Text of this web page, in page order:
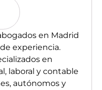
en Madrid
experiencia.
en
laboral y contable
autónomos y